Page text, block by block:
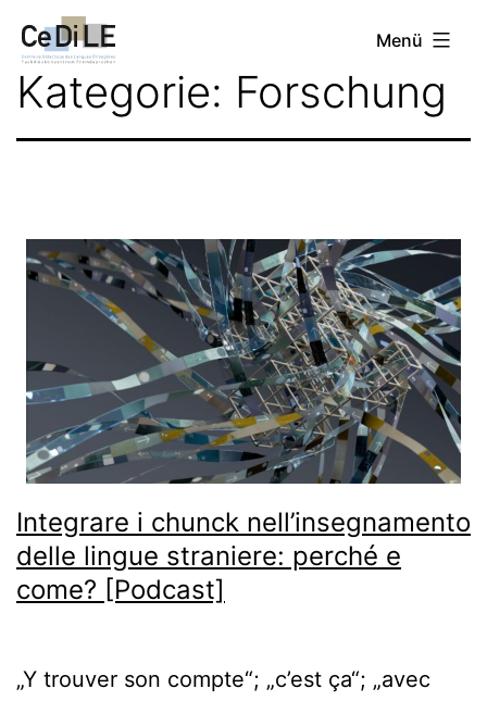
Inhalt
springen
CeDiLE Menü
Kategorie: Forschung
Integrare i chunck nell’insegnamento
delle lingue straniere: perché e
come? [Podcast]
„Y trouver son compte“; „c’est ça“; „avec